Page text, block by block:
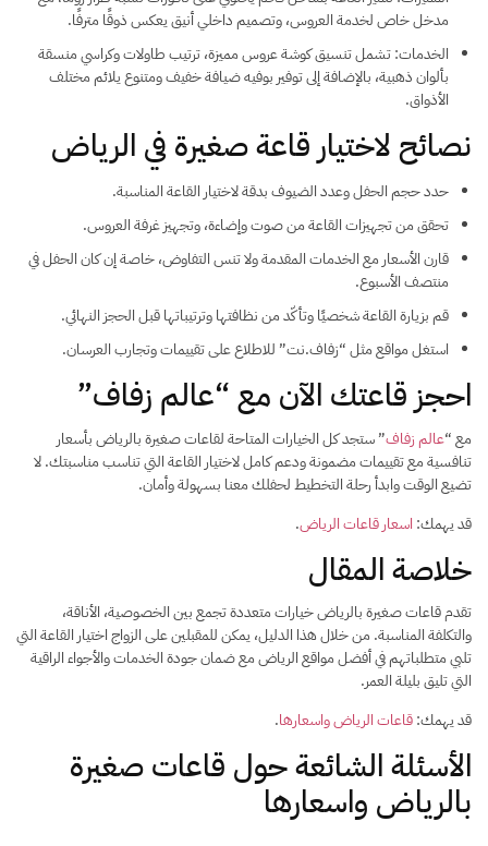
مدخل خاص لخدمة العروس، وتصميم داخلي أنيق يعكس ذوقًا مترفًا.
الخدمات: تشمل تنسيق كوشة عروس مميزة، ترتيب طاولات وكراسي منسقة
بألوان ذهبية، بالإضافة إلى توفير بوفيه ضيافة خفيف ومتنوع يلائم مختلف
الأذواق.
نصائح لاختيار قاعة صغيرة في الرياض
حدد حجم الحفل وعدد الضيوف بدقة لاختيار القاعة المناسبة.
تحقق من تجهيزات القاعة من صوت وإضاءة، وتجهيز غرفة العروس.
قارن الأسعار مع الخدمات المقدمة ولا تنس التفاوض، خاصة إن كان الحفل في
منتصف الأسبوع.
قم بزيارة القاعة شخصيًا وتأكّد من نظافتها وترتيباتها قبل الحجز النهائي.
استغل مواقع مثل “زفاف.نت” للاطلاع على تقييمات وتجارب العرسان.
احجز قاعتك الآن مع “عالم زفاف”
مع “عالم زفاف” ستجد كل الخيارات المتاحة لقاعات صغيرة بالرياض بأسعار
تنافسية مع تقييمات مضمونة ودعم كامل لاختيار القاعة التي تناسب مناسبتك. لا
تضيع الوقت وابدأ رحلة التخطيط لحفلك معنا بسهولة وأمان.
قد يهمك: اسعار قاعات الرياض.
خلاصة المقال
تقدم قاعات صغيرة بالرياض خيارات متعددة تجمع بين الخصوصية، الأناقة،
والتكلفة المناسبة. من خلال هذا الدليل، يمكن للمقبلين على الزواج اختيار القاعة التي
تلبي متطلباتهم في أفضل مواقع الرياض مع ضمان جودة الخدمات والأجواء الراقية
التي تليق بليلة العمر.
قد يهمك:قاعات الرياض واسعارها.
الأسئلة الشائعة حول قاعات صغيرة
بالرياض واسعارها